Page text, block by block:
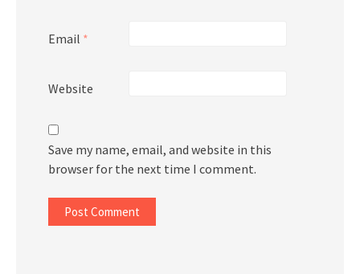
Email *
Website
Save my name, email, and website in this
browser for the next time I comment.